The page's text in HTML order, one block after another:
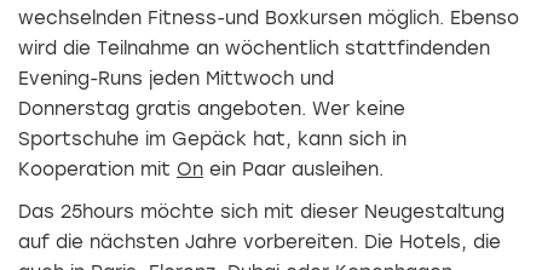
wechselnden Fitness-und Boxkursen möglich. Ebenso
wird die Teilnahme an wöchentlich stattfindenden
Evening-Runs jeden Mittwoch und
Donnerstag gratis angeboten. Wer keine
Sportschuhe im Gepäck hat, kann sich in
Kooperation mit On ein Paar ausleihen.
Das 25hours möchte sich mit dieser Neugestaltung
auf die nächsten Jahre vorbereiten. Die Hotels, die